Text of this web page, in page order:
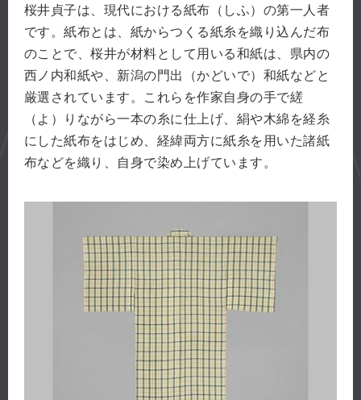
桜井貞子は、現代における紙布（しふ）の第一人者
です。紙布とは、紙からつくる紙糸を織り込んだ布
のことで、桜井が材料として用いる和紙は、県内の
西ノ内和紙や、新潟の門出（かどいで）和紙などと
厳選されています。これらを作家自身の手で縒
（よ）りながら一本の糸に仕上げ、絹や木綿を経糸
にした紙布をはじめ、経緯両方に紙糸を用いた諸紙
布などを織り、自身で染め上げています。